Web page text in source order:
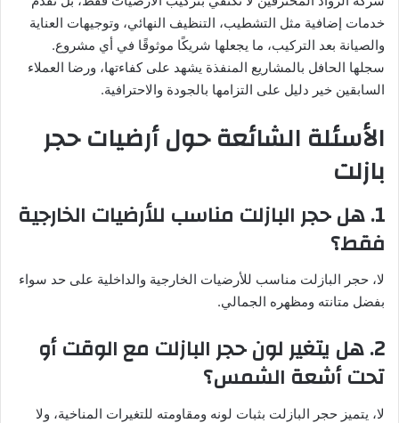
خدمات إضافية مثل التشطيب، التنظيف النهائي، وتوجيهات العناية
والصيانة بعد التركيب، ما يجعلها شريكًا موثوقًا في أي مشروع.
سجلها الحافل بالمشاريع المنفذة يشهد على كفاءتها، ورضا العملاء
السابقين خير دليل على التزامها بالجودة والاحترافية.
الأسئلة الشائعة حول أرضيات حجر
بازلت
1. هل حجر البازلت مناسب للأرضيات الخارجية
فقط؟
لا، حجر البازلت مناسب للأرضيات الخارجية والداخلية على حد سواء
بفضل متانته ومظهره الجمالي.
2. هل يتغير لون حجر البازلت مع الوقت أو
تحت أشعة الشمس؟
لا، يتميز حجر البازلت بثبات لونه ومقاومته للتغيرات المناخية، ولا